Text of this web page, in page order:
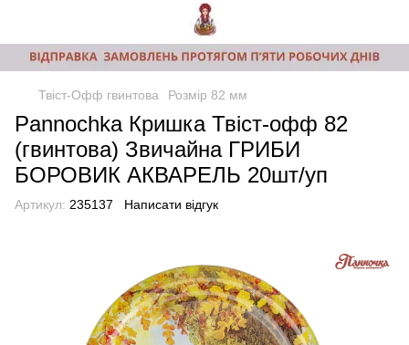
Твіст-Офф гвинтова Розмір 82 мм
Pannochka Кришка Твіст-офф 82
(гвинтова) Звичайна ГРИБИ
БОРОВИК АКВАРЕЛЬ 20шт/уп
Артикул: 235137 Написати відгук